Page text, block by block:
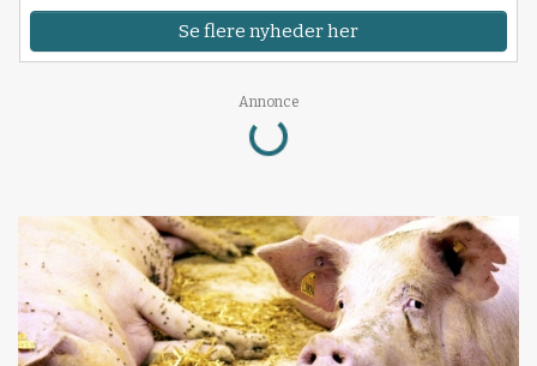
Se flere nyheder her
Annonce
Loading...